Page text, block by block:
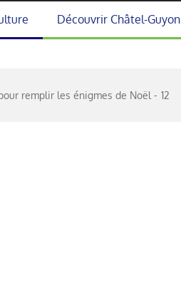
Découvrir Châtel-Guyon
remplir les énigmes de Noël 12